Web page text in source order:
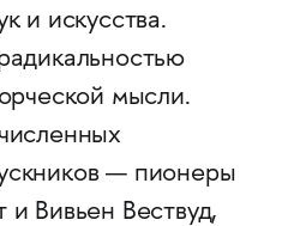
и искусства.
мысли.
— пионеры
Вивьен Вествуд,